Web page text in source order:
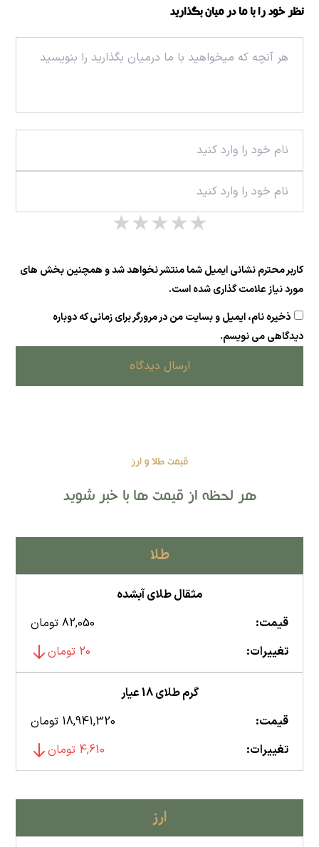
نظر خود را با ما در میان بگذارید
★
★
★
★
★
کاربر محترم نشانی ایمیل شما منتشر نخواهد شد و همچنین بخش های
مورد نیاز علامت گذاری شده است.
ذخیره نام، ایمیل و بسایت من در مرورگر برای زمانی که دوباره
دیدگاهی می نویسم.
ارسال دیدگاه
قیمت طلا و ارز
هر لحظه از قیمت ها با خبر شوید
طلا
مثقال طلای آبشده
قیمت:
82,050 تومان
تغییرات:
20 تومان
گرم طلای 18 عیار
قیمت:
18,941,320 تومان
تغییرات:
4,610 تومان
ارز